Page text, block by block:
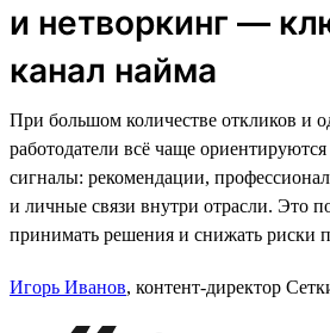
и нетворкинг —
канал найма
При большом количестве откликов и
работодатели всё чаще
сигналы: рекомендации,
и личные связи внутри отрасли. Это
принимать решения и снижать риски
Игорь Иванов, контент-директор